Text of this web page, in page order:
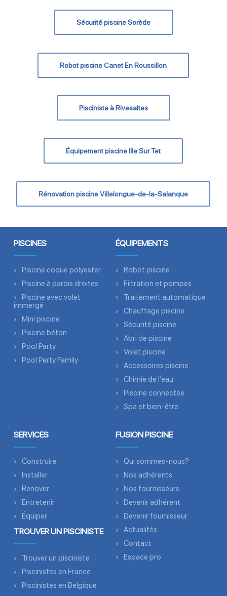
Sécurité piscine Sorède
Robot piscine Canet En Roussillon
Pisciniste à Rivesaltes
Équipement piscine Ille Sur Tet
Rénovation piscine Villelongue-de-la-Salanque
PISCINES
Piscine coque polyester
Piscine à parois droites
Piscine avec volet
immergé
Mini piscine
Piscine béton
Pool Party
Pool Party Family
ÉQUIPEMENTS
Robot piscine
Filtration et pompes
Traitement automatique
Chauffage piscine
Sécurité piscine
Abri de piscine
Volet piscine
Accessoires piscine
Chimie de l’eau
Piscine connectée
Spa et bien-être
SERVICES
Construire
Installer
Renover
Entretenir
Équiper
TROUVER UN PISCINISTE
Trouver un pisciniste
Piscinistes en France
Piscinistes en Belgique
FUSION PISCINE
Qui sommes-nous?
Nos adhérents
Nos fournisseurs
Devenir adhérent
Devenir fournisseur
Actualités
Contact
Espace pro